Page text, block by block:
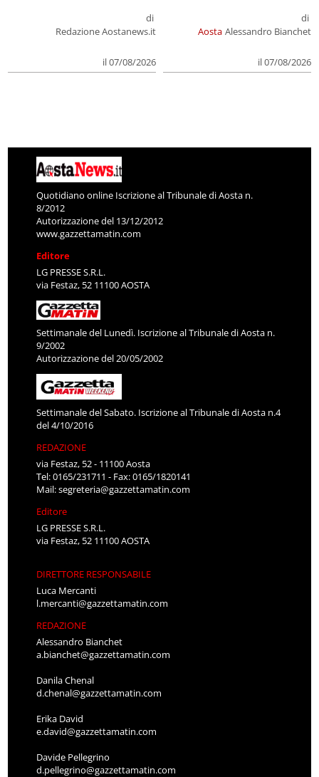
di
Redazione Aostanews.it
il 07/08/2026
Aosta
di
Alessandro Bianchet
il 07/08/2026
Quotidiano online Iscrizione al Tribunale di Aosta n.
8/2012
Autorizzazione del 13/12/2012
www.gazzettamatin.com
Editore
LG PRESSE S.R.L.
via Festaz, 52 11100 AOSTA
Settimanale del Lunedì. Iscrizione al Tribunale di Aosta n.
9/2002
Autorizzazione del 20/05/2002
Settimanale del Sabato. Iscrizione al Tribunale di Aosta n.4
del 4/10/2016
REDAZIONE
via Festaz, 52 - 11100 Aosta
Tel: 0165/231711 - Fax: 0165/1820141
Mail:segreteria@gazzettamatin.com
Editore
LG PRESSE S.R.L.
via Festaz, 52 11100 AOSTA
DIRETTORE RESPONSABILE
Luca Mercanti
l.mercanti@gazzettamatin.com
REDAZIONE
Alessandro Bianchet
a.bianchet@gazzettamatin.com
Danila Chenal
d.chenal@gazzettamatin.com
Erika David
e.david@gazzettamatin.com
Davide Pellegrino
d.pellegrino@gazzettamatin.com